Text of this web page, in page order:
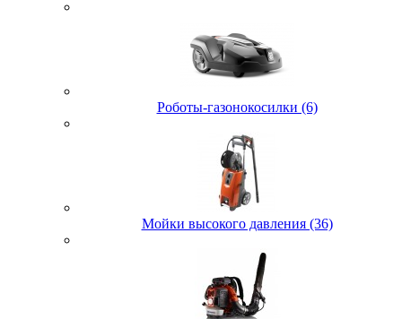
Роботы-газонокосилки (6)
Мойки высокого давления (36)